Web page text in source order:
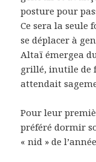
posture pour
Ce sera la seule
se déplacer à
Altaï émergea
grillé, inutile de
attendait
Pour leur
préféré dormir
« nid » de